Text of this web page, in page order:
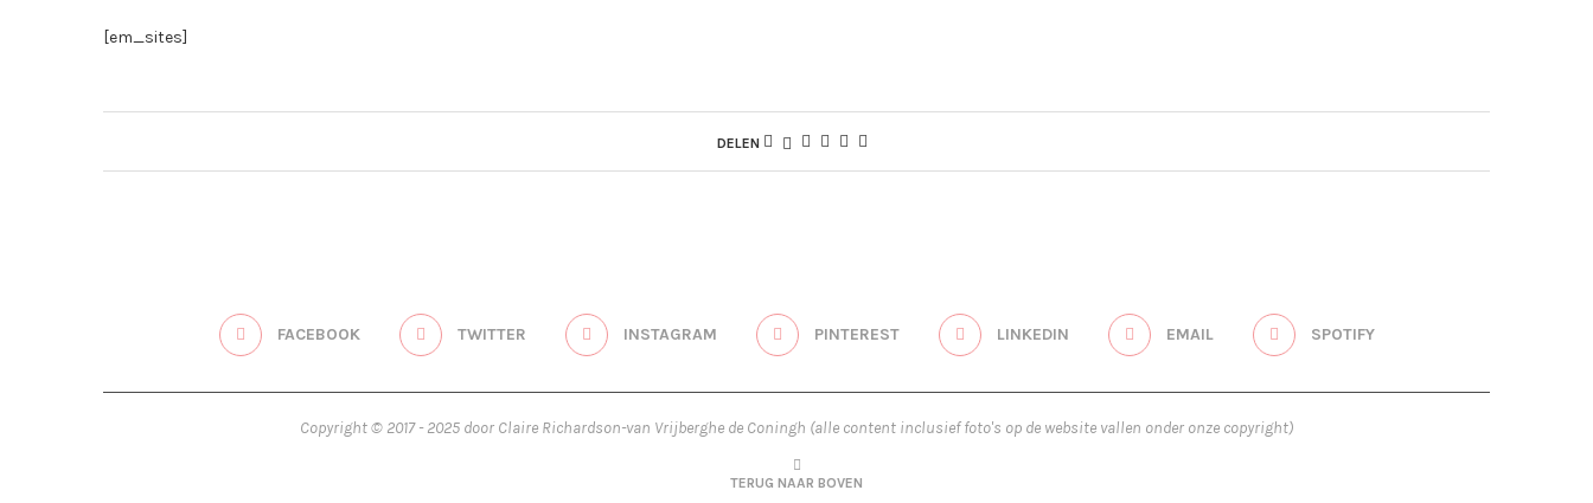
[em_sites]
DELEN
FACEBOOK TWITTER INSTAGRAM PINTEREST LINKEDIN EMAIL SPOTIFY
Copyright © 2017 - 2025 door Claire Richardson-van Vrijberghe de Coningh (alle content inclusief foto's op de website vallen onder onze copyright)
TERUG NAAR BOVEN